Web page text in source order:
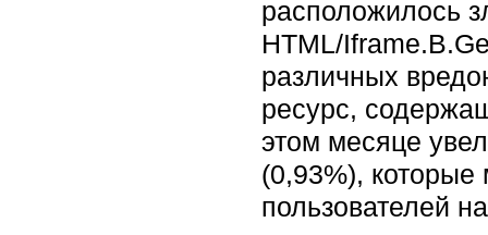
расположилось
HTML/
различных
ресурс,
этом месяце
(0,93%),
пользователей